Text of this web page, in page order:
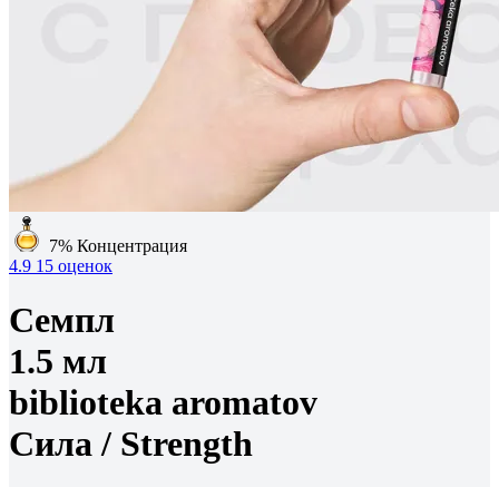
7% Концентрация
4.9 15 оценок
Семпл
1.5 мл
biblioteka aromatov
Сила / Strength